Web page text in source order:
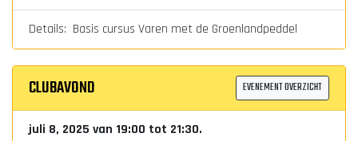
Details: Basis cursus Varen met de Groenlandpeddel
CLUBAVOND EVENEMENT OVERZICHT
juli 8, 2025 van 19:00 tot 21:30.